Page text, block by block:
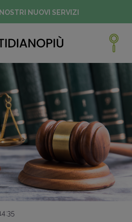
NUOVI SERVIZI